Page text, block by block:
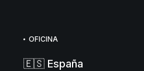
OFICINA
🇪🇸 España